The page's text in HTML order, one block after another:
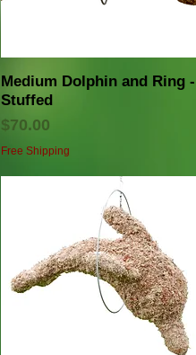
クイックビュー
Medium Dolphin and Ring -
Stuffed
価格
$70.00
Free Shipping